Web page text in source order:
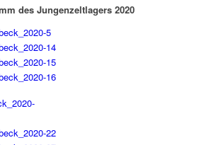
des Jungenzeltlagers 2020